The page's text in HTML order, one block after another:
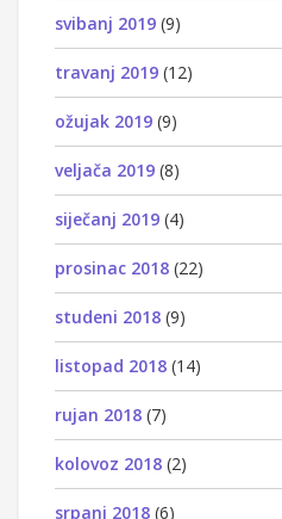
svibanj 2019 (9)
travanj 2019 (12)
ožujak 2019 (9)
veljača 2019 (8)
siječanj 2019 (4)
prosinac 2018 (22)
studeni 2018 (9)
listopad 2018 (14)
rujan 2018 (7)
kolovoz 2018 (2)
srpanj 2018 (6)